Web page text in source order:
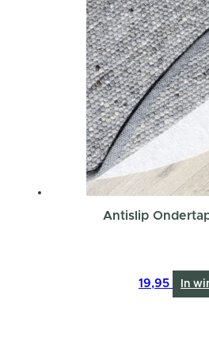
Antislip
19,95 In